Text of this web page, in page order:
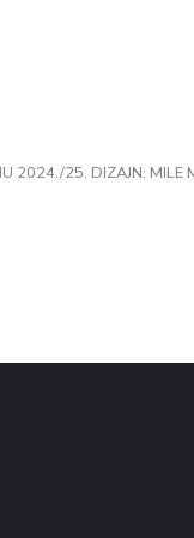
2024./25. DIZAJN: MILE
njihov